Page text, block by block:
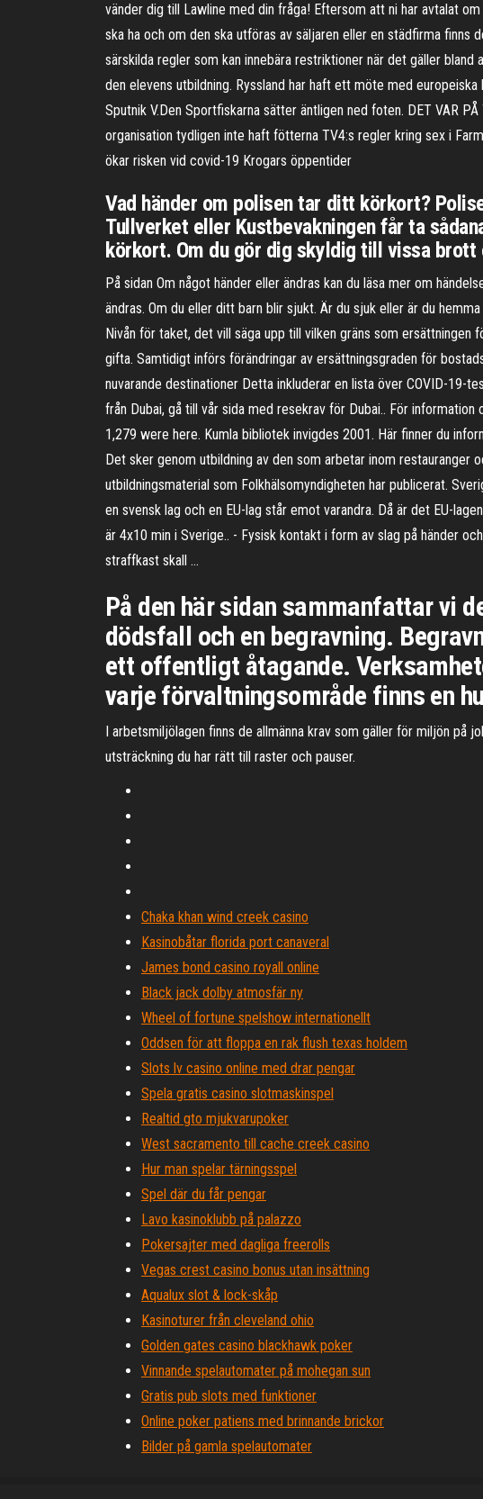
vänder dig till Lawline med din fråga! Eftersom att ni har avtalat
ska ha och om den ska utföras av säljaren eller en städfirma
särskilda regler som kan innebära restriktioner när det gäller
den elevens utbildning. Ryssland har haft ett möte med
Sputnik V.Den Sportfiskarna sätter äntligen ned foten. DET VAR
organisation tydligen inte haft fötterna TV4:s regler kring sex i
ökar risken vid covid-19 Krogars öppentider
Vad händer om polisen tar ditt körkort?
Tullverket eller Kustbevakningen får ta
körkort. Om du gör dig skyldig till vissa
På sidan Om något händer eller ändras kan du läsa mer om
ändras. Om du eller ditt barn blir sjukt. Är du sjuk eller är du
Nivån för taket, det vill säga upp till vilken gräns som
gifta. Samtidigt införs förändringar av ersättningsgraden för
nuvarande destinationer Detta inkluderar en lista över COVID-
från Dubai, gå till vår sida med resekrav för Dubai.. För
1,279 were here. Kumla bibliotek invigdes 2001. Här finner du
Det sker genom utbildning av den som arbetar inom restauranger
utbildningsmaterial som Folkhälsomyndigheten har publicerat.
en svensk lag och en EU-lag står emot varandra. Då är det EU-
är 4x10 min i Sverige.. - Fysisk kontakt i form av slag på händer
straffkast skall …
På den här sidan sammanfattar vi
dödsfall och en begravning.
ett offentligt åtagande.
varje förvaltningsområde finns en
I arbetsmiljölagen finns de allmänna krav som gäller för miljön på
utsträckning du har rätt till raster och pauser.
Chaka khan wind creek casino
Kasinobåtar florida port canaveral
James bond casino royall online
Black jack dolby atmosfär ny
Wheel of fortune spelshow internationellt
Oddsen för att floppa en rak flush texas holdem
Slots lv casino online med drar pengar
Spela gratis casino slotmaskinspel
Realtid gto mjukvarupoker
West sacramento till cache creek casino
Hur man spelar tärningsspel
Spel där du får pengar
Lavo kasinoklubb på palazzo
Pokersajter med dagliga freerolls
Vegas crest casino bonus utan insättning
Aqualux slot & lock-skåp
Kasinoturer från cleveland ohio
Golden gates casino blackhawk poker
Vinnande spelautomater på mohegan sun
Gratis pub slots med funktioner
Online poker patiens med brinnande brickor
Bilder på gamla spelautomater